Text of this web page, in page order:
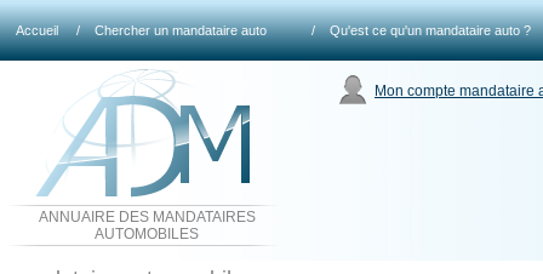
Accueil / Chercher un mandataire auto / Qu'est ce qu'un mandataire auto ?
ANNUAIRE DES MANDATAIRES
AUTOMOBILES
Mon compte mandataire